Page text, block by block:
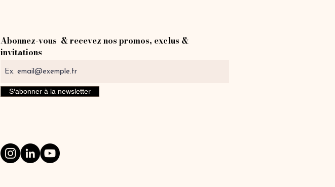
Abonnez-vous & recevez nos promos, exclus &
invitations
S'abonner à la newsletter